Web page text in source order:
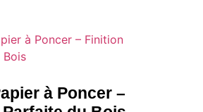
à Poncer –